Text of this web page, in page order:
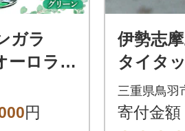
ガラ
ロラ」
009
円
伊勢志
タイタ
別書付
三重県鳥羽
寄付金額